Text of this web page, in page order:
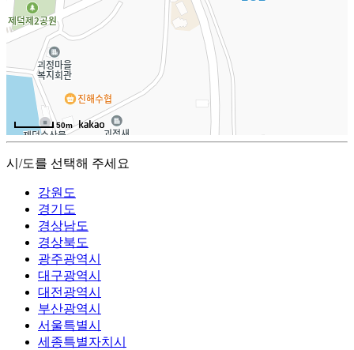
50m
시/도를 선택해 주세요
강원도
경기도
경상남도
경상북도
광주광역시
대구광역시
대전광역시
부산광역시
서울특별시
세종특별자치시